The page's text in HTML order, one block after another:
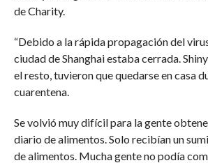
de Charity.
“Debido a la rápida propagación del
ciudad de Shanghai estaba cerrada.
el resto, tuvieron que quedarse en casa
cuarentena.
Se volvió muy difícil para la gente
diario de alimentos. Solo recibían un
de alimentos. Mucha gente no podía